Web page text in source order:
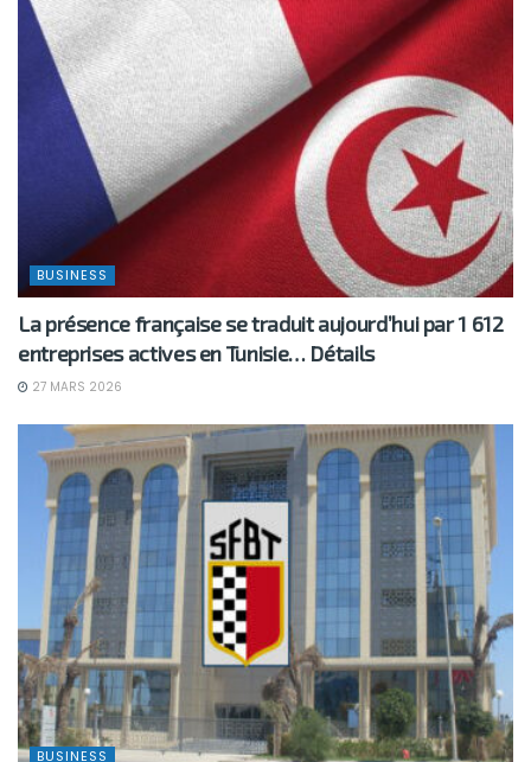
BUSINESS
La présence française se traduit aujourd’hui par 1 612
entreprises actives en Tunisie… Détails
27 MARS 2026
BUSINESS